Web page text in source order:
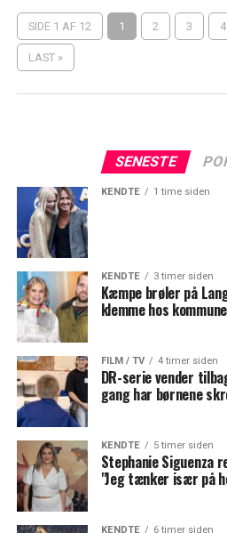
SIDE 1 AF 12 1 2 3 4
LAST »
SENESTE
KENDTE 1 time siden
KENDTE 3 timer siden
Kæmpe brøler på
klemme hos
FILM / TV 4 timer siden
DR-serie vender
gang har børnene
KENDTE 5 timer siden
Stephanie Siguenza
"Jeg tænker især på
KENDTE 6 timer siden